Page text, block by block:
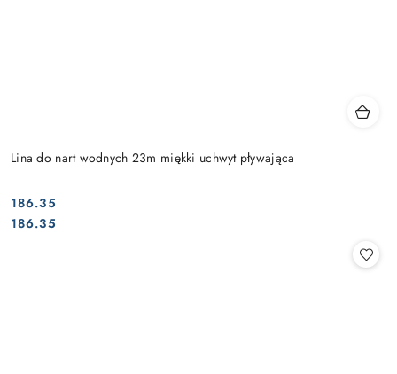
Lina do nart wodnych 23m miękki uchwyt pływająca
Cena:
186.35
Cena:
186.35